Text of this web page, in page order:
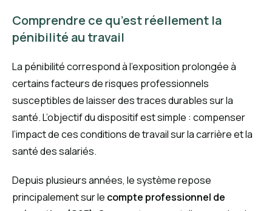
Comprendre ce qu’est réellement la
pénibilité au travail
La pénibilité correspond à l’exposition prolongée à
certains facteurs de risques professionnels
susceptibles de laisser des traces durables sur la
santé. L’objectif du dispositif est simple : compenser
l’impact de ces conditions de travail sur la carrière et la
santé des salariés.
Depuis plusieurs années, le système repose
principalement sur le compte professionnel de